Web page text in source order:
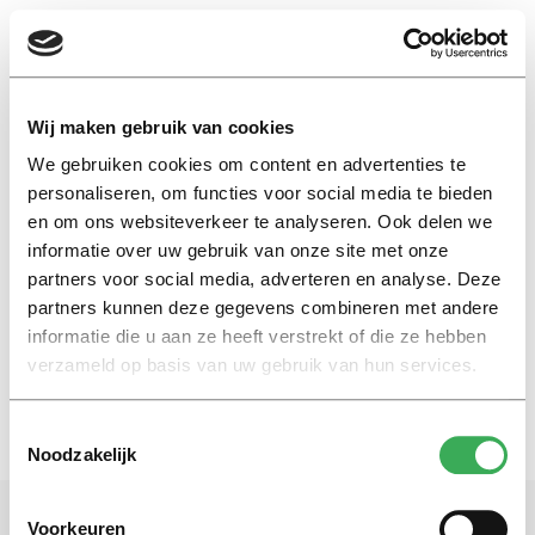
Wij maken gebruik van cookies
We gebruiken cookies om content en advertenties te
personaliseren, om functies voor social media te bieden
en om ons websiteverkeer te analyseren. Ook delen we
informatie over uw gebruik van onze site met onze
partners voor social media, adverteren en analyse. Deze
partners kunnen deze gegevens combineren met andere
informatie die u aan ze heeft verstrekt of die ze hebben
verzameld op basis van uw gebruik van hun services.
Noodzakelijk
Voorkeuren
EN
rijden
Column
Een afweging maken
26 april 2018